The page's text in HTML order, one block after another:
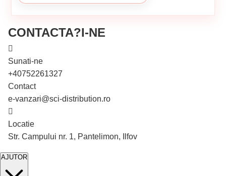
CONTACTA?I-NE
Sunati-ne
+40752261327
Contact
e-vanzari@sci-distribution.ro
Locatie
Str. Campului nr. 1, Pantelimon, Ilfov
AJUTOR